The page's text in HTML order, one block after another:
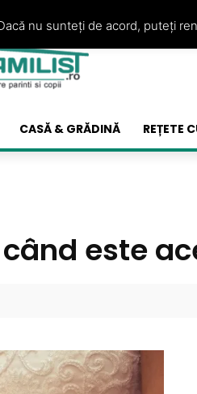
CASĂ & GRĂDINĂ REȚETE
este
nu sunteți de acord, puteți